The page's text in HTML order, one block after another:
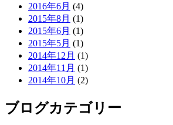
2016年6月 (4)
2015年8月 (1)
2015年6月 (1)
2015年5月 (1)
2014年12月 (1)
2014年11月 (1)
2014年10月 (2)
ブログカテゴリー